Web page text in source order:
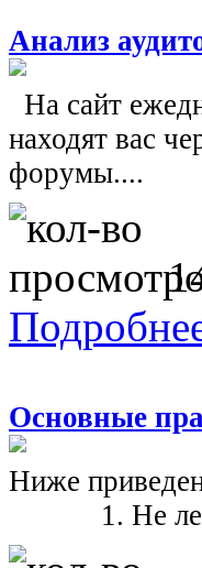
Анализ
На сайт
находят вас
форумы....
Основные
Ниже
1. Не